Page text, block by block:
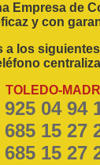
Empresa de
y con
a los
TOLEDO-
925 04 94
685 15 27
685 15 27